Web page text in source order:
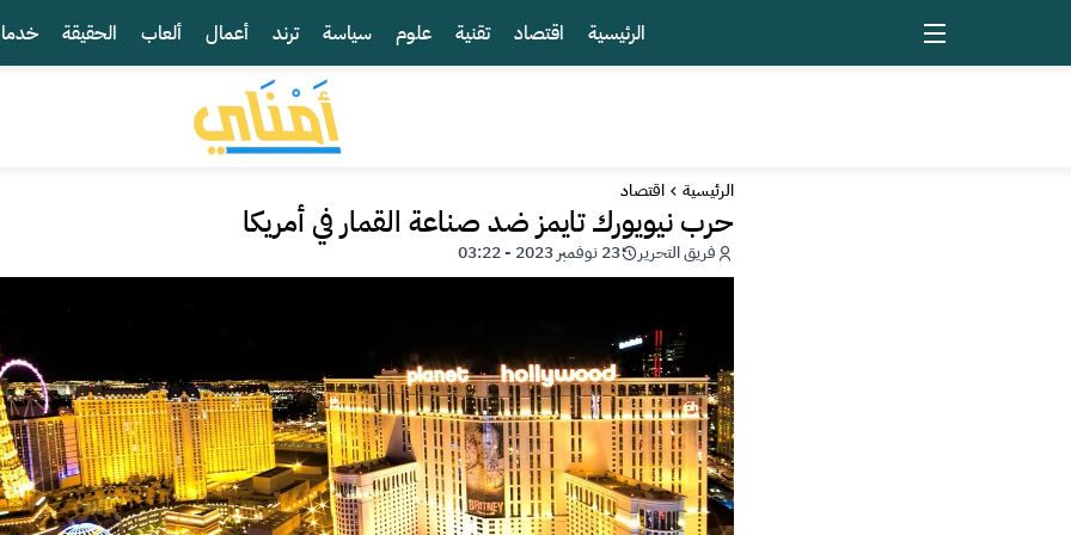
الرئيسية اقتصاد تقنية علوم سياسة ترند أعمال ألعاب الحقيقة
الرئيسية اقتصاد
حرب نيويورك تايمز ضد صناعة القمار في أمريكا
فريق التحرير 23 نوفمبر 2023 - 03:22